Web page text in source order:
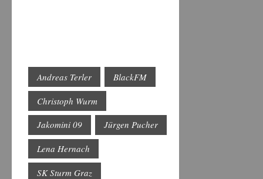
Andreas Terler BlackFM
Christoph Wurm
Jakomini 09 Jürgen Pucher
Lena Hernach
SK Sturm Graz